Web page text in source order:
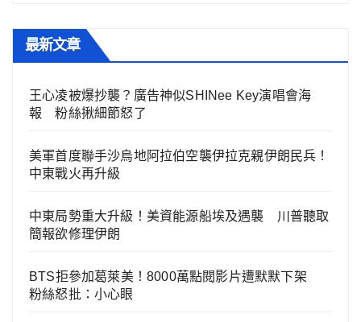
最新文章
王心凌被爆抄襲？廣告神似SHINee Key演唱會海
報 粉絲揪細節怒了
美軍首度聯手沙烏地阿拉伯空襲伊拉克親伊朗民兵！
中東戰火再升級
中東局勢重大升級！美資能源船埃及遇襲 川普聽取
簡報欲修理伊朗
BTS拒參加葛萊美！8000萬點閱影片遭默默下架
粉絲怒批：小心眼